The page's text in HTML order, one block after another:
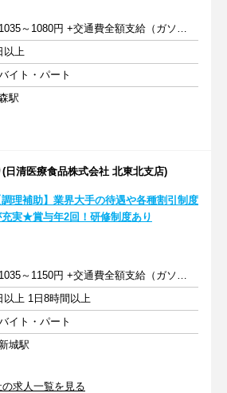
時給1035～1080円 +交通費全額支給（ガソリン代も支給）
以上
イト・パート
駅
日清医療食品株式会社 北東北支店)
調理補助】業界大手の待遇や各種割引制度
実★賞与年2回！研修制度あり
時給1035～1150円 +交通費全額支給（ガソリン代も支給）
以上 1日8時間以上
イト・パート
城駅
求人一覧を見る